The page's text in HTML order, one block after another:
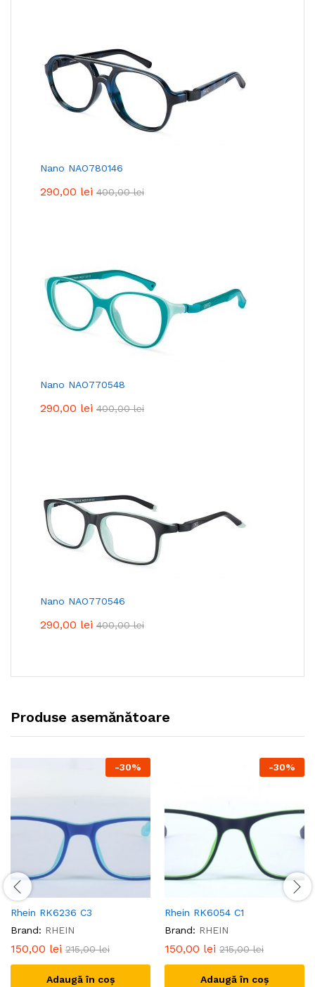
Nano NAO780146
290,00 lei 400,00lei
Nano NAO770548
290,00 lei 400,00lei
Nano NAO770546
290,00 lei 400,00lei
Produse asemănătoare
-30%
Rhein RK6236 C3
Brand: RHEIN
150,00 lei 215,00lei
Adaugă în coș
-30%
Rhein RK6054 C1
Brand: RHEIN
150,00 lei 215,00lei
Adaugă în coș